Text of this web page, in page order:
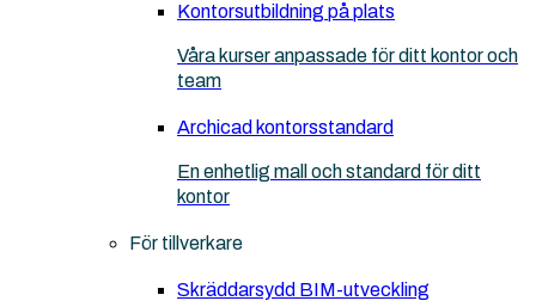
Kontorsutbildning på plats
Våra kurser anpassade för ditt kontor och
team
Archicad kontorsstandard
En enhetlig mall och standard för ditt
kontor
För tillverkare
Skräddarsydd BIM-utveckling